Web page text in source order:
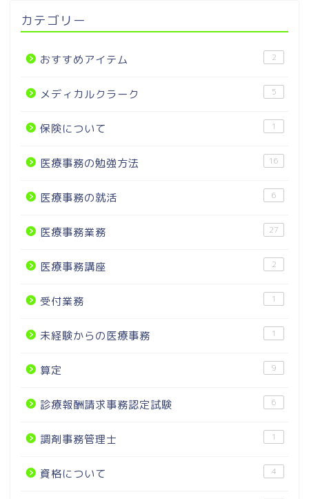
カテゴリー
おすすめアイテム 2
メディカルクラーク 5
保険について 1
医療事務の勉強方法 16
医療事務の就活 6
医療事務業務 27
医療事務講座 2
受付業務 1
未経験からの医療事務 1
算定 9
診療報酬請求事務認定試験 6
調剤事務管理士 1
資格について 4